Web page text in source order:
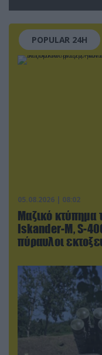
POPULAR 24H
05.08.2026 | 08:02
Μαζικό κτύπημα
Iskander-Μ, S-
πύραυλοι